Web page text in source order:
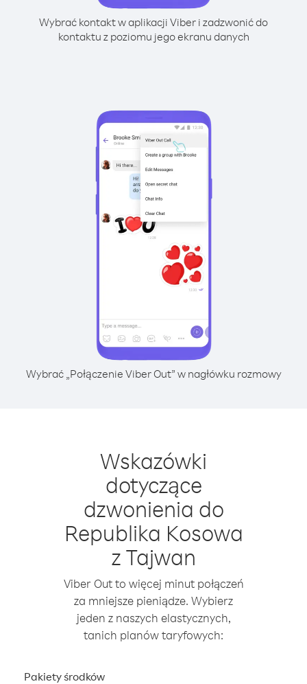
Wybrać kontakt w aplikacji Viber i zadzwonić do
kontaktu z poziomu jego ekranu danych
Wybrać „Połączenie Viber Out” w nagłówku rozmowy
Wskazówki
dotyczące
dzwonienia do
Republika Kosowa
z Tajwan
Viber Out to więcej minut połączeń
za mniejsze pieniądze. Wybierz
jeden z naszych elastycznych,
tanich planów taryfowych:
Pakiety środków